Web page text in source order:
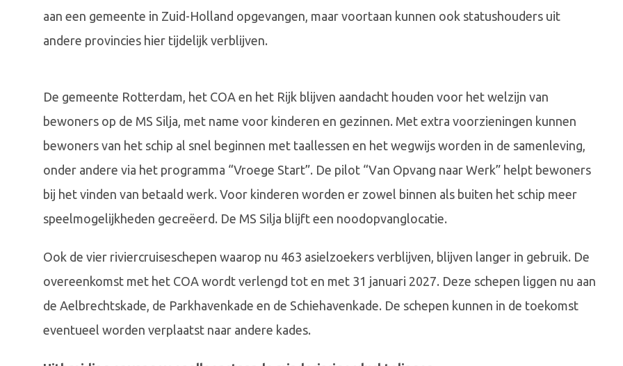
aan een gemeente in Zuid-Holland opgevangen, maar voortaan kunnen ook statushouders uit
andere provincies hier tijdelijk verblijven.
De gemeente Rotterdam, het COA en het Rijk blijven aandacht houden voor het welzijn van
bewoners op de MS Silja, met name voor kinderen en gezinnen. Met extra voorzieningen kunnen
bewoners van het schip al snel beginnen met taallessen en het wegwijs worden in de samenleving,
onder andere via het programma “Vroege Start”. De pilot “Van Opvang naar Werk” helpt bewoners
bij het vinden van betaald werk. Voor kinderen worden er zowel binnen als buiten het schip meer
speelmogelijkheden gecreëerd. De MS Silja blijft een noodopvanglocatie.
Ook de vier riviercruiseschepen waarop nu 463 asielzoekers verblijven, blijven langer in gebruik. De
overeenkomst met het COA wordt verlengd tot en met 31 januari 2027. Deze schepen liggen nu aan
de Aelbrechtskade, de Parkhavenkade en de Schiehavenkade. De schepen kunnen in de toekomst
eventueel worden verplaatst naar andere kades.